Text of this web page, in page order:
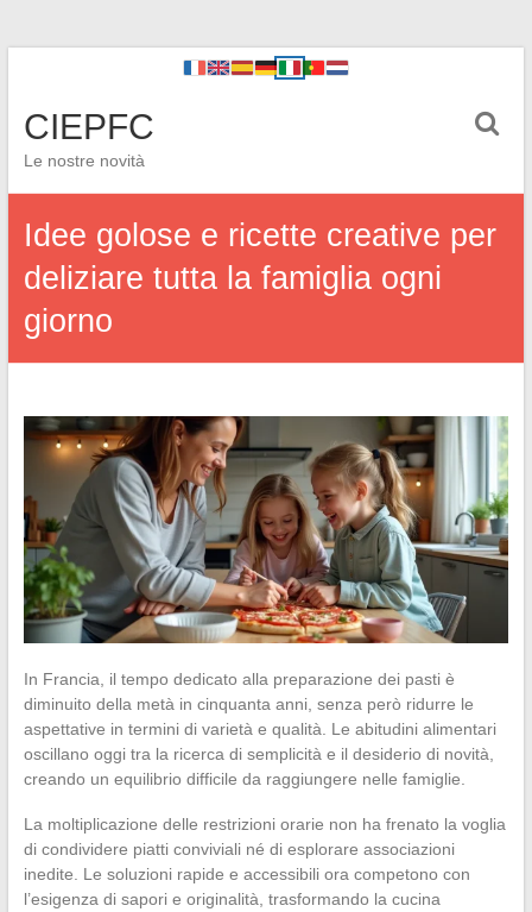
CIEPFC
Le nostre novità
Idee golose e ricette creative per
deliziare tutta la famiglia ogni
giorno
In Francia, il tempo dedicato alla preparazione dei pasti è
diminuito della metà in cinquanta anni, senza però ridurre le
aspettative in termini di varietà e qualità. Le abitudini alimentari
oscillano oggi tra la ricerca di semplicità e il desiderio di novità,
creando un equilibrio difficile da raggiungere nelle famiglie.
La moltiplicazione delle restrizioni orarie non ha frenato la voglia
di condividere piatti conviviali né di esplorare associazioni
inedite. Le soluzioni rapide e accessibili ora competono con
l’esigenza di sapori e originalità, trasformando la cucina